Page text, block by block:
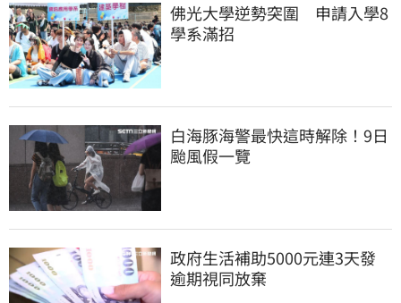
佛光大學逆勢突圍　申請入學8
學系滿招
白海豚海警最快這時解除！9日
颱風假一覽
政府生活補助5000元連3天發
逾期視同放棄